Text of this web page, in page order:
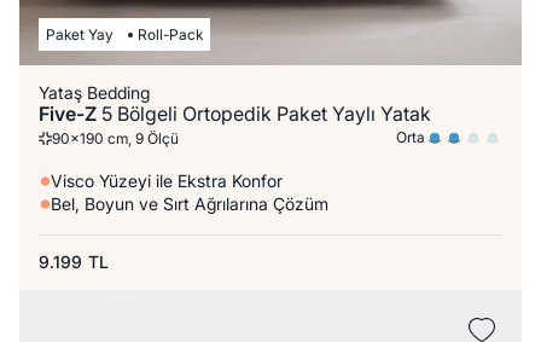
Paket Yay Roll-Pack
Yataş Bedding
Five-Z 5 Bölgeli Ortopedik Paket Yaylı Yatak
90x190 cm, 9 Ölçü Orta
Visco Yüzeyi ile Ekstra Konfor
Bel, Boyun ve Sırt Ağrılarına Çözüm
9.199 TL